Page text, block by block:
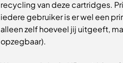
recycling van deze cartridges.
iedere gebruiker is er wel een
alleen zelf hoeveel jij uitgeeft,
opzegbaar).